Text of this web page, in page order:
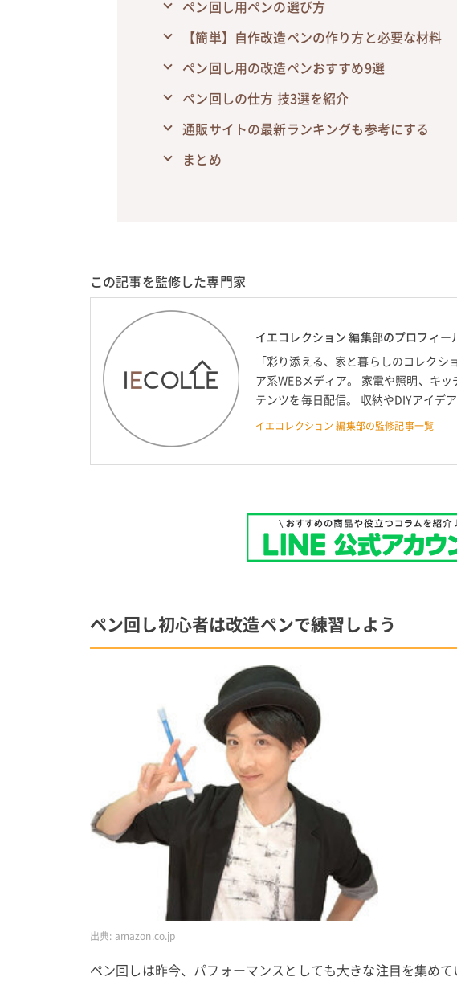
ペン回し用ペンの選び方
【簡単】自作改造ペンの作り方と必要な材料
ペン回し用の改造ペンおすすめ9選
ペン回しの仕方 技3選を紹介
通販サイトの最新ランキングも参考にする
まとめ
この記事を監修した専門家
イエコレクション 編集部のプロフィー
「彩り添える、家と暮らしのコレク
ア系WEBメディア。 家電や照明、キ
テンツを毎日配信。 収納やDIYアイデ
イエコレクション 編集部の監修記事一覧
ペン回し初心者は改造ペンで練習しよう
出典: amazon.co.jp
ペン回しは昨今、パフォーマンスとしても大きな注目を集めて